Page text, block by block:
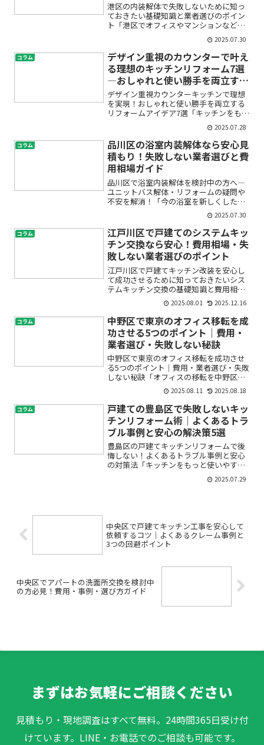
港区の内装解体で失敗しないために知っ
ておきたい基礎知識と業者選びのポイン
ト「港区でオフィスやマンションなどの
内装解体を検討しているけれど、費用や
手順が分からず不安」「どの業者に任せ
れば安心できるの？」そんな疑問や不安
を抱えていませんか？内装...
2025.07.30
コラム
デザイン重視のカウンターで叶え
る理想のキッチンリフォーム7選
―おしゃれと使い勝手を両立する
秘訣
デザイン重視カウンターキッチンで理想
を実現！おしゃれと使い勝手を両立する
リフォームアイデア7選「キッチンをもっ
とおしゃれに、そして使いやすくリフォ
ームしたい。でもどんなカウンターやデ
ザインを選べばいいの？」「狭いスペー
スでも素敵にできるのか...
2025.07.28
コラム
品川区の浴室内装解体なら安心見
積もり！失敗しない業者選びと費
用相場ガイド
品川区で浴室内装解体を検討中の方へ―
ユニットバス解体・リフォームの疑問や
不安を解消！「今の浴室を新しくした
い」「ユニットバスの老朽化が気にな
る」「浴室リフォームの費用や流れが不
安」…そんなお悩みをお持ちではありま
せんか？品川区で浴室の内装解...
2025.07.30
コラム
江戸川区で戸建てのシステムキッ
チン交換なら安心！費用相場・失
敗しない業者選びのポイント
江戸川区で戸建てキッチン改装を安心し
て成功させるために知っておきたいシス
テムキッチン交換の基礎知識と費用相場
「システムキッチンを交換したいけれ
ど、費用がどれくらいかかるの？」「ど
んな業者に頼めば安心なの？」江戸川区
で戸建てにお住まいの方の多...
2025.08.01 2025.12.16
コラム
中野区で東京のオフィス移転を成
功させる5つのポイント｜費用・
業者選び・失敗しない秘訣
中野区で東京のオフィス移転を成功させ
る5つのポイント｜費用・業者選び・失敗
しない秘訣「オフィスの移転を中野区で
考えているけれど、何から始めればいい
かわからない」「賃貸オフィスやレイア
ウト、引越し業者選び、費用面など、決
めることが多くて不安…...
2025.08.11 2025.08.18
コラム
戸建ての豊島区で失敗しないキッ
チンリフォーム術｜よくあるトラ
ブル事例と安心の解決策5選
豊島区の戸建てキッチンリフォームで後
悔しない！よくあるトラブル事例と安心
の対策法「キッチンをもっと使いやすく
したい」「家族が集まる理想のキッチン
に変えたい」——そんな願いを叶えるた
2025.07.29
中央区で戸建てキッチン工事を安心して
依頼するコツ｜よくあるクレーム事例と
3つの回避ポイント
中央区でアパートの洗面所交換を検討中
の方必見！費用・事例・選び方ガイド
まずはお気軽にご相談ください
見積もり・現地調査はすべて無料。24時間365日受け付
けています。LINE・お電話でのご相談も可能です。